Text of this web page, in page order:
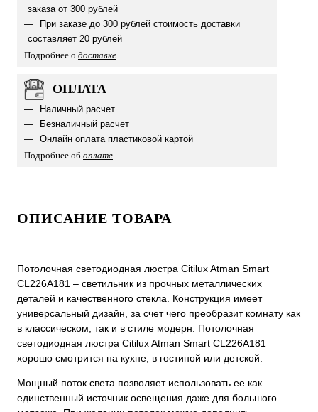
заказа от 300 рублей
При заказе до 300 рублей стоимость доставки
составляет 20 рублей
Подробнее о доставке
ОПЛАТА
Наличный расчет
Безналичный расчет
Онлайн оплата пластиковой картой
Подробнее об оплате
ОПИСАНИЕ ТОВАРА
Потолочная светодиодная люстра Citilux Atman Smart
CL226A181 – светильник из прочных металлических
деталей и качественного стекла. Конструкция имеет
универсальный дизайн, за счет чего преобразит комнату как
в классическом, так и в стиле модерн. Потолочная
светодиодная люстра Citilux Atman Smart CL226A181
хорошо смотрится на кухне, в гостиной или детской.
Мощный поток света позволяет использовать ее как
единственный источник освещения даже для большого